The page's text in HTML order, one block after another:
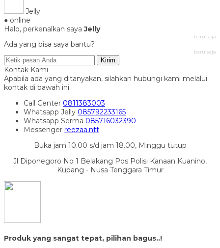
Jelly
● online
Halo, perkenalkan sayaJelly
baru saja
Ada yang bisa saya bantu?
baru saja
Kirim
Kontak Kami
Apabila ada yang ditanyakan, silahkan hubungi kami melalui
kontak di bawah ini.
Call Center 0811383003
Whatsapp Jelly 085792233165
Whatsapp Serma 085716032390
Messenger reezaa.ntt
Buka jam 10.00 s/d jam 18.00, Minggu tutup
Jl Diponegoro No 1 Belakang Pos Polisi Kanaan Kuanino,
Kupang - Nusa Tenggara Timur
Produk yang sangat tepat, pilihan bagus..!